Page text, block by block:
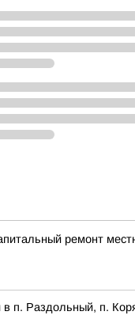
ремонт
в п. Раздольный, п.